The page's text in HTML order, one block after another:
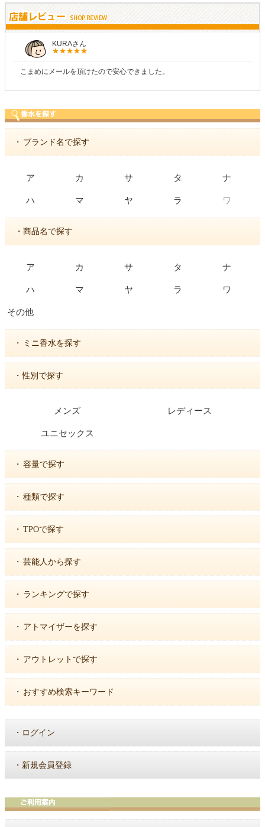
KURAさん
こまめにメールを頂けたので安心できました。
・ ブランド名で探す
ア カ サ タ ナ
ハ マ ヤ ラ ワ
・商品名で探す
ア カ サ タ ナ
ハ マ ヤ ラ ワ
その他
・ ミニ香水を探す
・性別で探す
メンズ レディース
ユニセックス
・ 容量で探す
・ 種類で探す
・ TPOで探す
・ 芸能人から探す
・ ランキングで探す
・ アトマイザーを探す
・ アウトレットで探す
・ おすすめ検索キーワード
・ ログイン
・ 新規会員登録